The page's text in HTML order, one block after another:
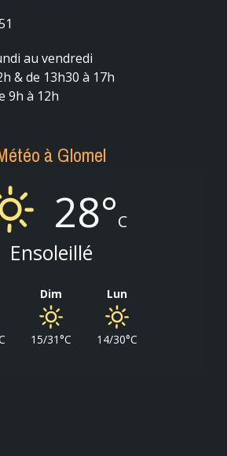
au vendredi
& de 13h30 à 17h
9h à 12h
à Glomel
28°C
Ensoleillé
Dim
15/31°C
Lun
14/30°C